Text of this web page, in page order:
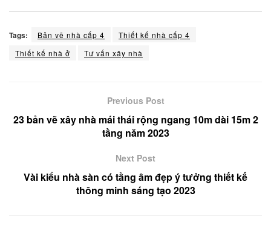
Tags: Bản vẽ nhà cấp 4
Thiết kế nhà cấp 4
Thiết kế nhà ở
Tư vấn xây nhà
Previous Post
23 bản vẽ xây nhà mái thái rộng ngang 10m dài 15m 2
tầng năm 2023
Next Post
Vài kiểu nhà sàn có tầng âm đẹp ý tưởng thiết kế
thông minh sáng tạo 2023